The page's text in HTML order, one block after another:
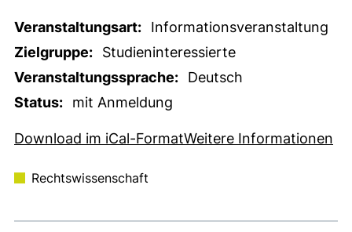
Veranstaltungsart:
Informationsveranstaltung
Zielgruppe:
Studieninteressierte
Veranstaltungssprache:
Deutsch
Status:
mit Anmeldung
Download im iCal-Format, 1 KB (öffnet neues
Weitere Informationen
Rechtswissenschaft